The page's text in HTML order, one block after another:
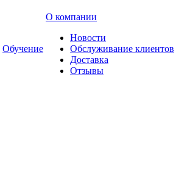
Обучение
О компании
Новости
Обслуживание клиентов
Доставка
Отзывы